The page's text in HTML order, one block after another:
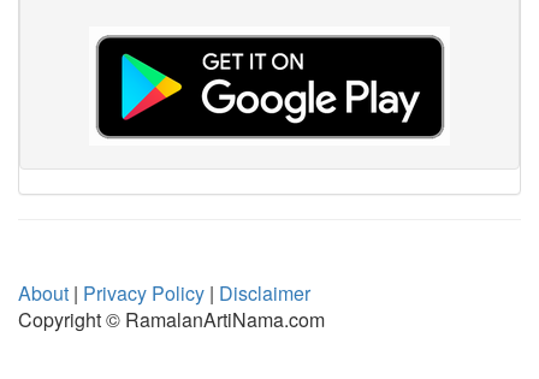
About | Privacy Policy | Disclaimer
Copyright © RamalanArtiNama.com